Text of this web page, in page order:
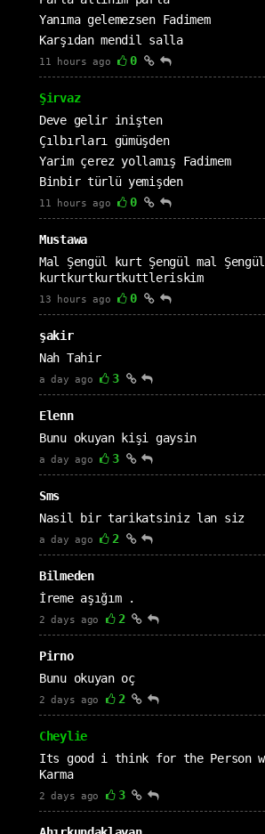
Yanıma gelemezsen Fadimem
Karşıdan mendil salla
11 hours ago 0
Şirvaz
Deve gelir inişten
Çılbırları gümüşden
Yarim çerez yollamış Fadimem
Binbir türlü yemişden
11 hours ago 0
Mustawa
Mal Şengül kurt Şengül mal
kurtkurtkurtkuttleriskim
13 hours ago 0
şakir
Nah Tahir
a day ago 3
Elenn
Bunu okuyan kişi gaysin
a day ago 3
Sms
Nasil bir tarikatsiniz lan siz
a day ago 2
Bilmeden
İreme aşığım .
2 days ago 2
Pirno
Bunu okuyan oç
2 days ago 2
Cheylie
Its good i think for the Person
Karma
2 days ago 3